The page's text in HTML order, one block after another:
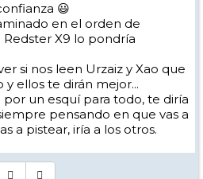
😃
en el orden de
Redster X9 lo pondría
si nos leen Urzaiz y Xao que
ellos te dirán mejor...
un esquí para todo, te diría
pensando en que vas a
a pistear, iría a los otros.